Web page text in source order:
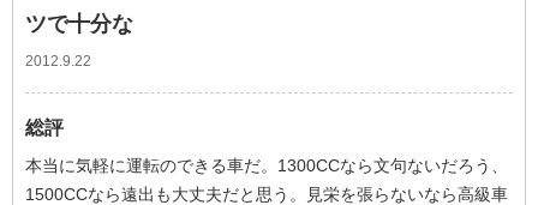
ツで十分な
2012.9.22
総評
本当に気軽に運転のできる車だ。1300CCなら文句ないだろう、
1500CCなら遠出も大丈夫だと思う。見栄を張らないなら高級車